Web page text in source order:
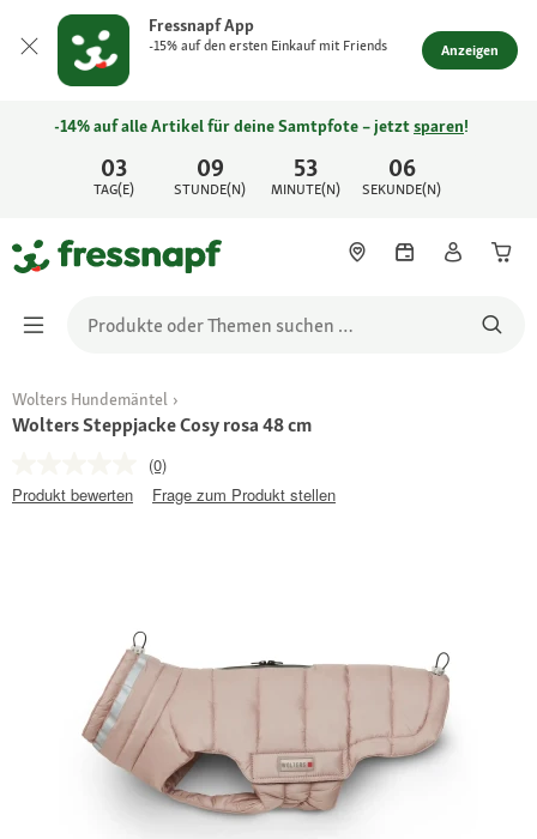
Fressnapf App
-15% auf den ersten Einkauf mit Friends Anzeigen
03
TAG(E)
09
STUNDE(N)
53
MINUTE(N)
06
SEKUNDE(N)
-14% auf alle Artikel für deine Samtpfote – jetztsparen!
Wolters Hundemäntel
Wolters Steppjacke Cosy rosa 48 cm
(0)
Produkt bewerten
Frage zum Produkt stellen